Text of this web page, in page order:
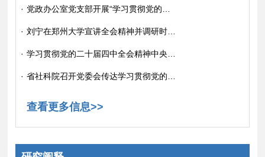
· 党政办公室党支部开展“学习贯彻党的二十届四中全会精神”主题党日活动
· 刘宁在郑州大学宣讲全会精神并调研时强调 认真学习贯彻党的二十届四中全会精神 推动“双一流”建设不断取得新进展
· 学习贯彻党的二十届四中全会精神中央宣讲团报告会在郑州举行
· 省社科院召开党委会传达学习贯彻党的二十届四中全会精神
查看更多信息>>